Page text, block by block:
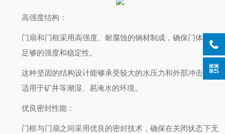
高强度结构 ：
门扇和门框采用高强度、耐腐蚀的钢材制成，确保门体具有
足够的强度和稳定性。
这种坚固的结构设计能够承受较大的水压力和外部冲击力，
适用于矿井等潮湿、易淹水的环境。
优良密封性能 ：
门框与门扇之间采用优良的密封技术，确保在关闭状态下无